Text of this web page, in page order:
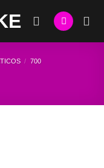
/ 700